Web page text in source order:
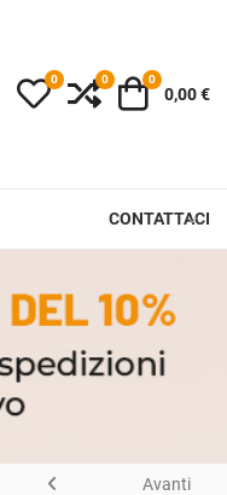
I miei preferiti
0 Compara
0 Carrello
0
0,00 €
CONTATTACI
Avanti